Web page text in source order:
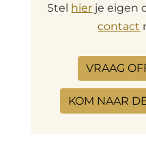
Stel hier je eigen
contact
VRAAG
KOM NAAR